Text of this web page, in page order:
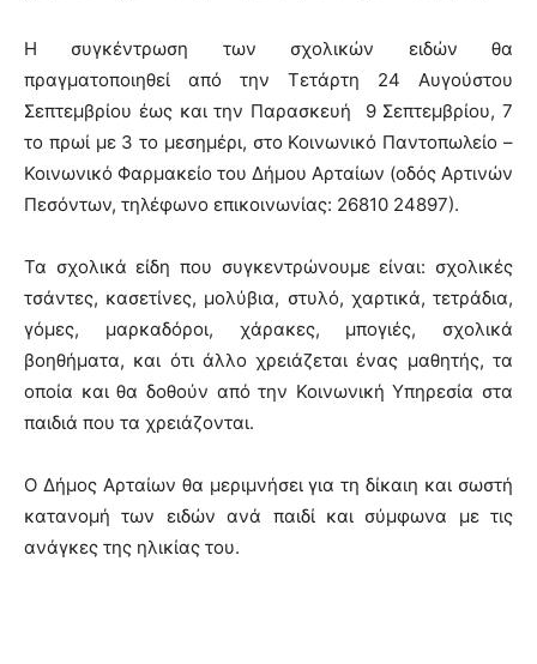
Η συγκέντρωση των σχολικών ειδών θα
πραγματοποιηθεί από την Τετάρτη 24 Αυγούστου
Σεπτεμβρίου έως και την Παρασκευή 9 Σεπτεμβρίου, 7
το πρωί με 3 το μεσημέρι, στο Κοινωνικό Παντοπωλείο –
Κοινωνικό Φαρμακείο του Δήμου Αρταίων (οδός Αρτινών
Πεσόντων, τηλέφωνο επικοινωνίας: 26810 24897).
Τα σχολικά είδη που συγκεντρώνουμε είναι: σχολικές
τσάντες, κασετίνες, μολύβια, στυλό, χαρτικά, τετράδια,
γόμες, μαρκαδόροι, χάρακες, μπογιές, σχολικά
βοηθήματα, και ότι άλλο χρειάζεται ένας μαθητής, τα
οποία και θα δοθούν από την Κοινωνική Υπηρεσία στα
παιδιά που τα χρειάζονται.
Ο Δήμος Αρταίων θα μεριμνήσει για τη δίκαιη και σωστή
κατανομή των ειδών ανά παιδί και σύμφωνα με τις
ανάγκες της ηλικίας του.